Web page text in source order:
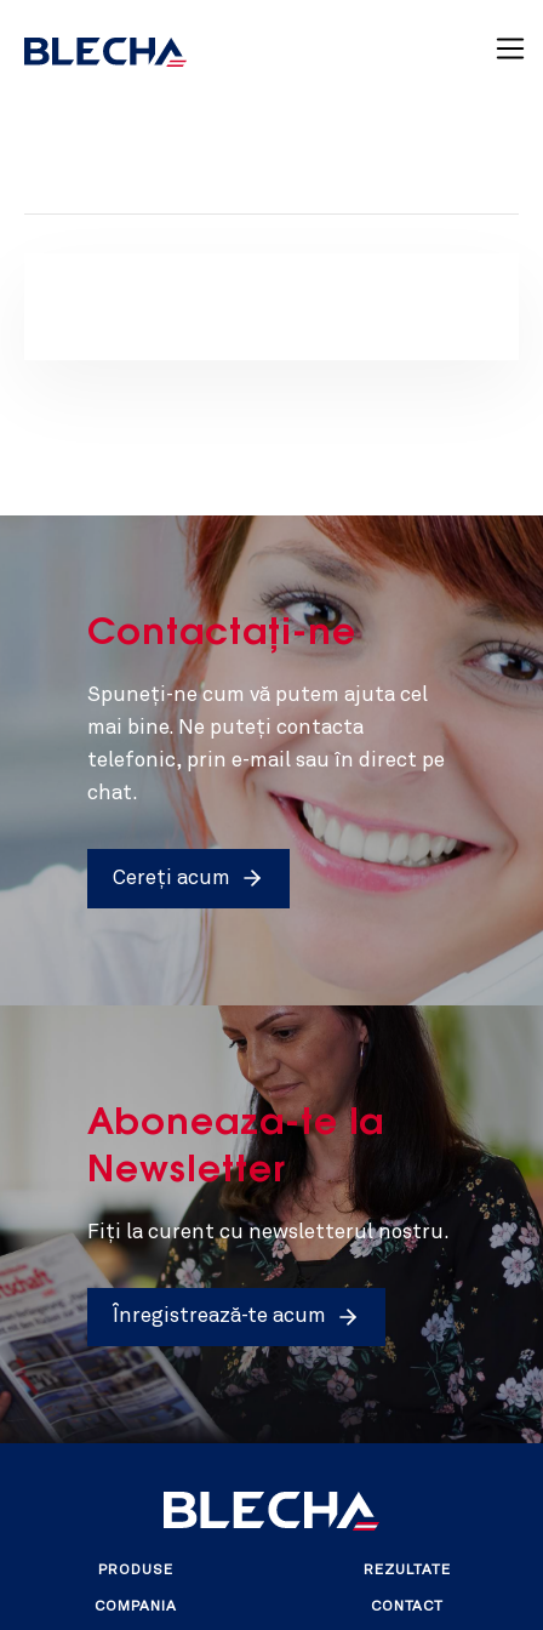
Contactați-ne
Spuneți-ne cum vă putem ajuta cel
mai bine. Ne puteți contacta
telefonic, prin e-mail sau în direct pe
chat.
Cereți acum
Aboneaza-te la
Newsletter
Fiți la curent cu newsletterul nostru.
Înregistrează-te acum
PRODUSE REZULTATE
COMPANIA CONTACT